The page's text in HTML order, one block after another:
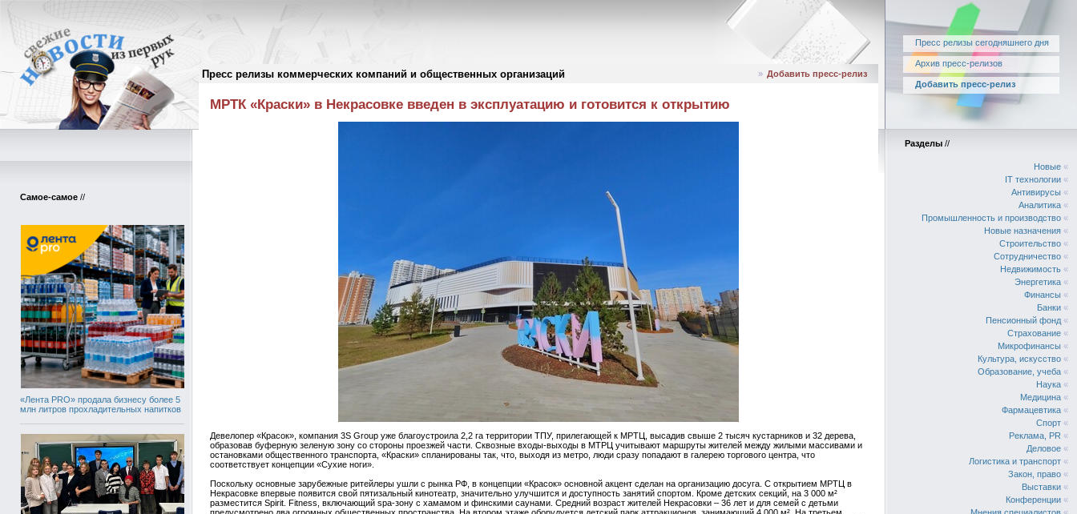
Пресс релизы коммерческих компаний и общественных организаций
Пресс релизы сегодняшнего дня
Архив пресс-релизов
Добавить пресс-релиз
Самое-самое //
«Лента PRO» продала бизнесу более 5
млн литров прохладительных напитков
Пресс-релизы// » Добавить пресс-релиз
МРТК «Краски» в Некрасовке введен в эксплуатацию и готовится к открытию
Девелопер «Красок», компания 3S Group уже благоустроила 2,2 га территории ТПУ, прилегающей к МРТЦ, высадив свыше 2 тысяч кустарников и 32 дерева,
образовав буферную зеленую зону со стороны проезжей части. Сквозные входы-выходы в МТРЦ учитывают маршруты жителей между жилыми массивами и
остановками общественного транспорта, «Краски» спланированы так, что, выходя из метро, люди сразу попадают в галерею торгового центра, что
соответствует концепции «Сухие ноги».
Поскольку основные зарубежные ритейлеры ушли с рынка РФ, в концепции «Красок» основной акцент сделан на организацию досуга. С открытием МРТЦ в
Некрасовке впервые появится свой пятизальный кинотеатр, значительно улучшится и доступность занятий спортом. Кроме детских секций, на 3 000 м²
разместится Spirit. Fitness, включающий spa-зону с хамамом и финскими саунами. Средний возраст жителей Некрасовки – 36 лет и для семей с детьми
Разделы //
Новые «
IT технологии «
Антивирусы «
Аналитика «
Промышленность и производство «
Новые назначения «
Строительство «
Сотрудничество «
Недвижимость «
Энергетика «
Финансы «
Банки «
Пенсионный фонд «
Страхование «
Микрофинансы «
Культура, искусство «
Образование, учеба «
Наука «
Медицина «
Фармацевтика «
Спорт «
Реклама, PR «
Деловое «
Логистика и транспорт «
Закон, право «
Выставки «
Конференции «